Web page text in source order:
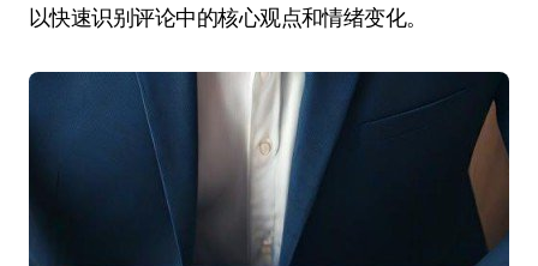
以快速识别评论中的核心观点和情绪变化。